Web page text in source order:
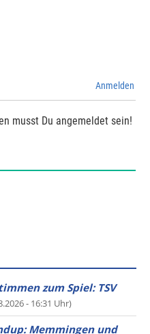
Anmelden
musst Du angemeldet sein!
zum Spiel: TSV
- 16:31 Uhr)
Memmingen und